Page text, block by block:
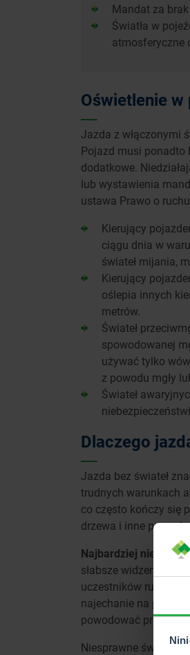
Mandat za
Światła w
atmosferyczne
Oświetlenie
Jazda z włączonymi
Pojazd musi ponadto
dodatkowe.
lub wystawienia
ustawa Prawo o
Kierujący
ciągu dnia w
świateł mijania,
Kierujący
oślepia innych
metrów.
Świateł
spowodowanej
używać tylko
z powodu mgły
Świateł
Dlaczego
Jazda bez świateł
trudnych warunkach
co często kończy się
drzewa i inne
Najbardziej
słabsze widzenie
uczestników ruchu –
najechanie na
powodować
Niesprawne światło